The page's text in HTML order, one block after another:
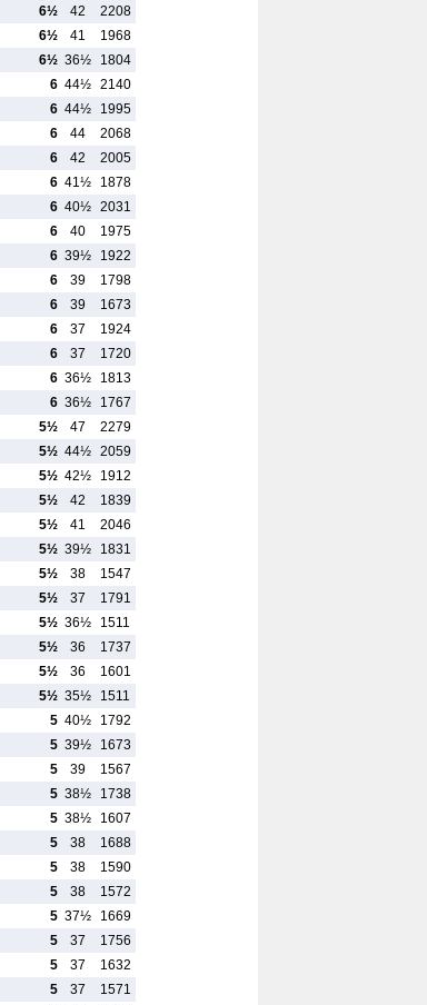
6½ 42
2208
6½ 41
1968
6½ 36½
1804
6 44½
2140
6 44½
1995
6 44
2068
6 42
2005
6 41½
1878
6 40½
2031
6 40
1975
6 39½
1922
6 39
1798
6 39
1673
6 37
1924
6 37
1720
6 36½
1813
6 36½
1767
5½ 47
2279
5½ 44½
2059
5½ 42½
1912
5½ 42
1839
5½ 41
2046
5½ 39½
1831
5½ 38
1547
5½ 37
1791
5½ 36½
1511
5½ 36
1737
5½ 36
1601
5½ 35½
1511
5 40½
1792
5 39½
1673
5 39
1567
5 38½
1738
5 38½
1607
5 38
1688
5 38
1590
5 38
1572
5 37½
1669
5 37
1756
5 37
1632
5 37
1571